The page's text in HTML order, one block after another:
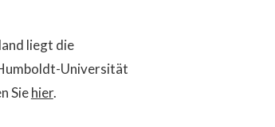
liegt die
Universität
Siehier.